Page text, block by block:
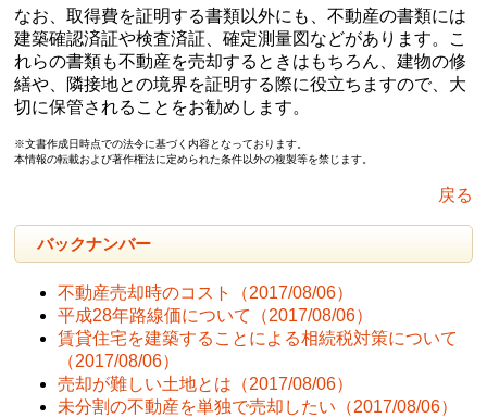
なお、取得費を証明する書類以外にも、不動産の書類には
建築確認済証や検査済証、確定測量図などがあります。こ
れらの書類も不動産を売却するときはもちろん、建物の修
繕や、隣接地との境界を証明する際に役立ちますので、大
切に保管されることをお勧めします。
※文書作成日時点での法令に基づく内容となっております。
本情報の転載および著作権法に定められた条件以外の複製等を禁じます。
戻る
バックナンバー
不動産売却時のコスト
（2017/08/06）
平成28年路線価について
（2017/08/06）
賃貸住宅を建築することによる相続税対策について
（2017/08/06）
売却が難しい土地とは （2017/08/06）
未分割の不動産を単独で売却したい （2017/08/06）